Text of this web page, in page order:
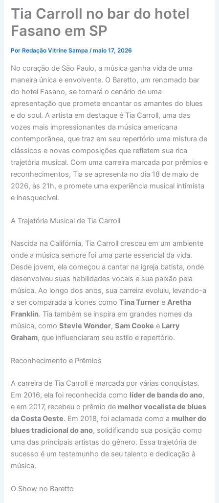
Tia Carroll no bar do hotel
Fasano em SP
Por Redação Vitrine Sampa/maio 17, 2026
No coração de São Paulo, a música ganha vida de uma
maneira única e envolvente. O Baretto, um renomado bar
do hotel Fasano, se tornará o cenário de uma
apresentação que promete encantar os amantes do blues
e do soul. A artista em destaque é Tia Carroll, uma das
vozes mais impressionantes da música americana
contemporânea, que traz em seu repertório uma mistura de
clássicos e novas composições que refletem sua rica
trajetória musical. Com uma carreira marcada por prêmios e
reconhecimentos, Tia se apresenta no dia 18 de maio de
2026, às 21h, e promete uma experiência musical intimista
e inesquecível.
A Trajetória Musical de Tia Carroll
Nascida na Califórnia, Tia Carroll cresceu em um ambiente
onde a música sempre foi uma parte essencial da vida.
Desde jovem, ela começou a cantar na igreja batista, onde
desenvolveu suas habilidades vocais e sua paixão pela
música. Ao longo dos anos, sua carreira evoluiu, levando-a
a ser comparada a ícones comoTina Turner eAretha
Franklin. Tia também se inspira em grandes nomes da
música, comoStevie Wonder,Sam Cooke e Larry
Graham, que influenciaram seu estilo e repertório.
Reconhecimento e Prêmios
A carreira de Tia Carroll é marcada por várias conquistas.
Em 2016, ela foi reconhecida como líder de banda do ano,
e em 2017, recebeu o prêmio de melhor vocalista de blues
da Costa Oeste. Em 2018, foi aclamada como a mulher do
blues tradicional do ano, solidificando sua posição como
uma das principais artistas do gênero. Essa trajetória de
sucesso é um testemunho de seu talento e dedicação à
música.
O Show no Baretto